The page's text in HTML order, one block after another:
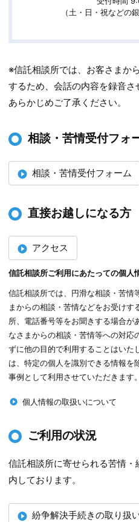
（土・日・祝などの
※信託相談所では、お客さまか
するため、会話の内容を録音さ
あらかじめご了承ください。
相談・苦情受付フォ
相談・苦情受付フォーム
直接お越しになる方
アクセス
信託相談所ご利用にあたっての個人
信託相談所では、円滑な相談・苦情
まからの相談・苦情などをお受けす
所、電話番号等をお聞きする場合が
なさまからの相談・苦情等への対応
ずに他の目的で利用することはいた
は、特定の個人を識別できる情報を
事例として利用させていただきます。
個人情報の取扱いについて
ご利用の状況
信託相談所に寄せられる苦情
内しております。
紛争解決手続きの取り扱